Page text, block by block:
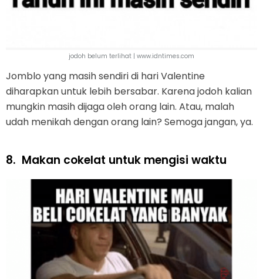
jodoh belum terlihat | www.idntimes.com
Jomblo yang masih sendiri di hari Valentine
diharapkan untuk lebih bersabar. Karena jodoh kalian
mungkin masih dijaga oleh orang lain. Atau, malah
udah menikah dengan orang lain? Semoga jangan, ya.
8. Makan cokelat untuk mengisi waktu